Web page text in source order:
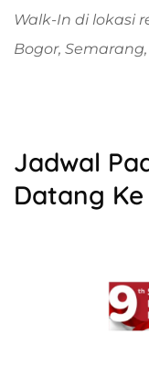
Walk-In di lokasi
Bogor,
Jadwal
Datang Ke